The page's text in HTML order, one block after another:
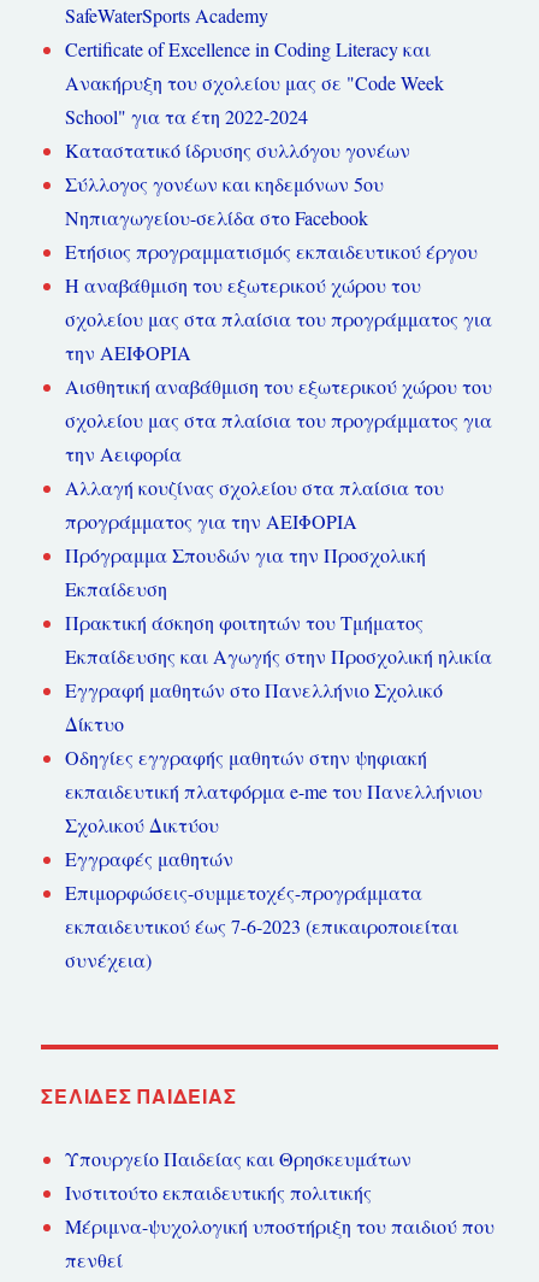
SafeWaterSports Academy
Certificate of Excellence in Coding Literacy και
Ανακήρυξη του σχολείου μας σε "Code Week
School" για τα έτη 2022-2024
Καταστατικό ίδρυσης συλλόγου γονέων
Σύλλογος γονέων και κηδεμόνων 5ου
Νηπιαγωγείου-σελίδα στο Facebook
Ετήσιος προγραμματισμός εκπαιδευτικού έργου
Η αναβάθμιση του εξωτερικού χώρου του
σχολείου μας στα πλαίσια του προγράμματος για
την ΑΕΙΦΟΡΙΑ
Αισθητική αναβάθμιση του εξωτερικού χώρου του
σχολείου μας στα πλαίσια του προγράμματος για
την Αειφορία
Αλλαγή κουζίνας σχολείου στα πλαίσια του
προγράμματος για την ΑΕΙΦΟΡΙΑ
Πρόγραμμα Σπουδών για την Προσχολική
Εκπαίδευση
Πρακτική άσκηση φοιτητών του Τμήματος
Εκπαίδευσης και Αγωγής στην Προσχολική ηλικία
Εγγραφή μαθητών στο Πανελλήνιο Σχολικό
Δίκτυο
Οδηγίες εγγραφής μαθητών στην ψηφιακή
εκπαιδευτική πλατφόρμα e-me του Πανελλήνιου
Σχολικού Δικτύου
Εγγραφές μαθητών
Επιμορφώσεις-συμμετοχές-προγράμματα
εκπαιδευτικού έως 7-6-2023 (επικαιροποιείται
συνέχεια)
ΣΕΛΊΔΕΣ ΠΑΙΔΕΊΑΣ
Υπουργείο Παιδείας και Θρησκευμάτων
Ινστιτούτο εκπαιδευτικής πολιτικής
Μέριμνα-ψυχολογική υποστήριξη του παιδιού που
πενθεί